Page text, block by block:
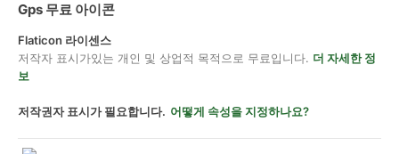
Gps 무료 아이콘
Flaticon 라이센스
저작자 표시가있는 개인 및 상업적 목적으로 무료입니다. 더 자세한 정
보
저작권자 표시가 필요합니다. 어떻게 속성을 지정하나요?